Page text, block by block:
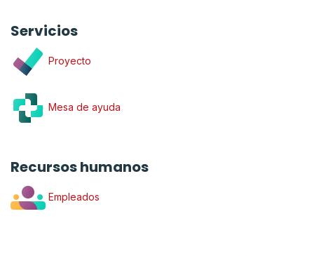
Servicios
Proyecto
Mesa de ayuda
Recursos humanos
Empleados